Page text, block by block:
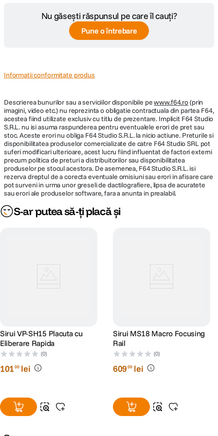
DETALII PRODUCATOR
Nu găsești răspunsul pe care îl cauți?
Pune o întrebare
Informatii conformitate produs
Descrierea bunurilor sau a serviciilor disponibile pewww.f64.ro(prin
imagini, video etc.) nu reprezinta o obligatie contractuala din partea F64,
acestea fiind utilizate exclusiv cu titlu de prezentare. Implicit F64 Studio
S.R.L. nu isi asuma raspunderea pentru eventualele erori de pret sau
stoc. Aceste erori nu obliga F64 Studio S.R.L. la nicio actiune. Preturile si
disponibilitatea produselor comercializate de catre F64 Studio SRL pot
suferi modificari ulterioare, acest lucru fiind influentat de factori externi
precum politica de preturi a distribuitorilor sau disponibilitatea
produselor pe stocul acestora. De asemenea, F64 Studio S.R.L. isi
rezerva dreptul de a corecta eventuale omisiuni sau erori in afisare care
pot surveni in urma unor greseli de dactilografiere, lipsa de acuratete
sau erori ale produselor software, fara a anunta in prealabil.
S-ar putea să-ți placă și
Sirui VP-SH15 Placuta cu
Eliberare Rapida
(0)
10100 lei
Sirui MS18 Macro Focusing
Rail
(0)
60900 lei